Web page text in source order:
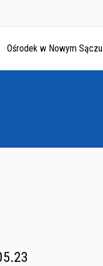
Ośrodek w Nowym Sączu
Krakowie